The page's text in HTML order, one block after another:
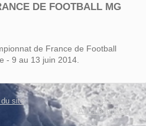
DE FOOTBALL MG
de France de Football
- 9 au 13 juin 2014.
du site
Connexion
Affichage Web